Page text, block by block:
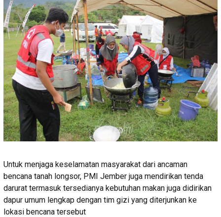
Untuk menjaga keselamatan masyarakat dari ancaman
bencana tanah longsor, PMI Jember juga mendirikan tenda
darurat termasuk tersedianya kebutuhan makan juga didirikan
dapur umum lengkap dengan tim gizi yang diterjunkan ke
lokasi bencana tersebut